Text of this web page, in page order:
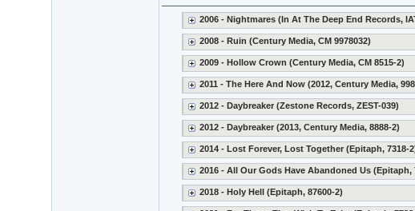
2006 - Nightmares (In At The Deep End Records,
2008 - Ruin (Century Media, CM 9978032)
2009 - Hollow Crown (Century Media, CM 8515-2)
2011 - The Here And Now (2012, Century Media,
2012 - Daybreaker (Zestone Records, ZEST-039)
2012 - Daybreaker (2013, Century Media, 8888-2)
2014 - Lost Forever, Lost Together (Epitaph, 7318-
2016 - All Our Gods Have Abandoned Us (Epitaph,
2018 - Holy Hell (Epitaph, 87600-2)